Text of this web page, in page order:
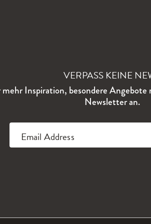
VERPASS KEINE
mehr Inspiration, besondere Angebote
Newsletter an.
Email Address